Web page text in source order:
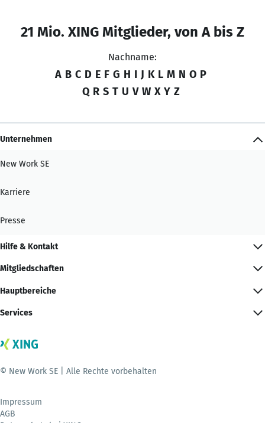
21 Mio. XING Mitglieder, von A bis Z
Nachname:
A B C D E F G H I J K L M N O P
Q R S T U V W X Y Z
Unternehmen
New Work SE
Karriere
Presse
Hilfe & Kontakt
Mitgliedschaften
Hauptbereiche
Services
© New Work SE | Alle Rechte vorbehalten
Impressum
AGB